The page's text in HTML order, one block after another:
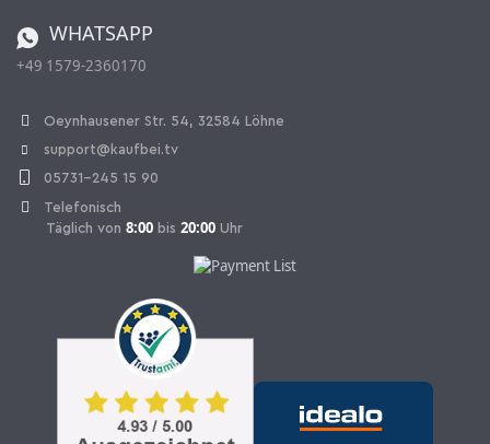
Vertrag widerrufen
WHATSAPP
+49 1579-2360170
Oeynhausener Str. 54, 32584 Löhne
support@kaufbei.tv
05731-245 15 90
Telefonisch
Täglich von 8:00 bis 20:00 Uhr